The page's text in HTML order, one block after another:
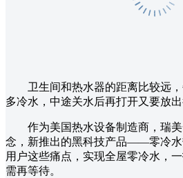
卫生间和热水器的距离比较远
多冷水，中途关水后再打开又要放
作为美国热水设备制造商，瑞
念，新推出的黑科技产品——零冷水
用户这些痛点，实现全屋零冷水，
需再等待。